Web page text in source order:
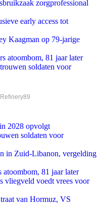
zorgprofessional
early access tot
Kaagman op 79-jarige
atoombom, 81 jaar later
soldaten voor
2028 opvolgt
soldaten voor
in Zuid-Libanon, vergelding
81 jaar later
vliegveld voedt vrees voor
van Hormuz, VS